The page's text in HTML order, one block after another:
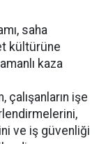
saha
kültürüne
kaza
çalışanların işe
ve iş güvenliği